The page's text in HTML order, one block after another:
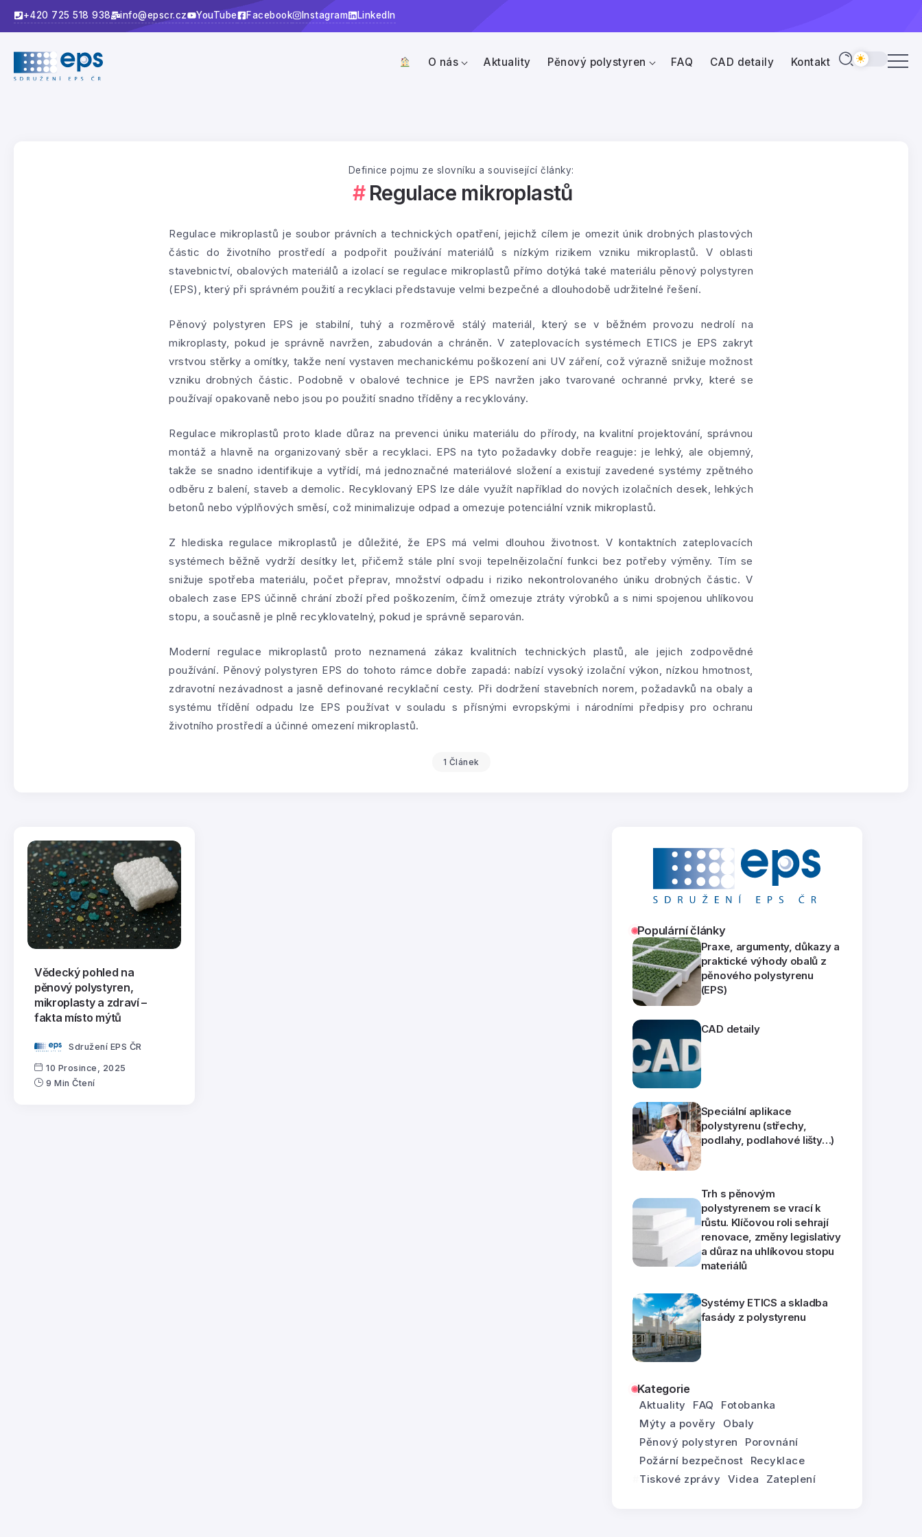
+420 725 518 938 info@epscr.cz YouTube Facebook Instagram LinkedIn
O nás Aktuality Pěnový polystyren FAQ CAD detaily Kontakt
Definice pojmu ze slovníku a související články:
Regulace mikroplastů
Regulace mikroplastů je soubor právních a technických opatření, jejichž cílem je omezit únik drobných plastových
částic do životního prostředí a podpořit používání materiálů s nízkým rizikem vzniku mikroplastů. V oblasti
stavebnictví, obalových materiálů a izolací se regulace mikroplastů přímo dotýká také materiálu pěnový polystyren
(EPS), který při správném použití a recyklaci představuje velmi bezpečné a dlouhodobě udržitelné řešení.
Pěnový polystyren EPS je stabilní, tuhý a rozměrově stálý materiál, který se v běžném provozu nedrolí na
mikroplasty, pokud je správně navržen, zabudován a chráněn. V zateplovacích systémech ETICS je EPS zakryt
vrstvou stěrky a omítky, takže není vystaven mechanickému poškození ani UV záření, což výrazně snižuje možnost
vzniku drobných částic. Podobně v obalové technice je EPS navržen jako tvarované ochranné prvky, které se
používají opakovaně nebo jsou po použití snadno tříděny a recyklovány.
Regulace mikroplastů proto klade důraz na prevenci úniku materiálu do přírody, na kvalitní projektování, správnou
montáž a hlavně na organizovaný sběr a recyklaci. EPS na tyto požadavky dobře reaguje: je lehký, ale objemný,
takže se snadno identifikuje a vytřídí, má jednoznačné materiálové složení a existují zavedené systémy zpětného
odběru z balení, staveb a demolic. Recyklovaný EPS lze dále využít například do nových izolačních desek, lehkých
betonů nebo výplňových směsí, což minimalizuje odpad a omezuje potenciální vznik mikroplastů.
Z hlediska regulace mikroplastů je důležité, že EPS má velmi dlouhou životnost. V kontaktních zateplovacích
systémech běžně vydrží desítky let, přičemž stále plní svoji tepelněizolační funkci bez potřeby výměny. Tím se
snižuje spotřeba materiálu, počet přeprav, množství odpadu i riziko nekontrolovaného úniku drobných částic. V
obalech zase EPS účinně chrání zboží před poškozením, čímž omezuje ztráty výrobků a s nimi spojenou uhlíkovou
stopu, a současně je plně recyklovatelný, pokud je správně separován.
Moderní regulace mikroplastů proto neznamená zákaz kvalitních technických plastů, ale jejich zodpovědné
používání. Pěnový polystyren EPS do tohoto rámce dobře zapadá: nabízí vysoký izolační výkon, nízkou hmotnost,
zdravotní nezávadnost a jasně definované recyklační cesty. Při dodržení stavebních norem, požadavků na obaly a
systému třídění odpadu lze EPS používat v souladu s přísnými evropskými i národními předpisy pro ochranu
životního prostředí a účinné omezení mikroplastů.
1 Článek
Vědecký pohled na
pěnový polystyren,
mikroplasty a zdraví –
fakta místo mýtů
Sdružení EPS ČR
10 Prosince, 2025
9 Min Čtení
Populární články
Praxe, argumenty, důkazy a
praktické výhody obalů z
pěnového polystyrenu
(EPS)
CAD detaily
Speciální aplikace
polystyrenu (střechy,
podlahy, podlahové lišty…)
Trh s pěnovým
polystyrenem se vrací k
růstu. Klíčovou roli sehrají
renovace, změny legislativy
a důraz na uhlíkovou stopu
materiálů
Systémy ETICS a skladba
fasády z polystyrenu
Kategorie
Aktuality FAQ
Fotobanka
Mýty a pověry
Obaly
Pěnový polystyren
Porovnání
Požární bezpečnost
Recyklace
Tiskové zprávy
Videa Zateplení